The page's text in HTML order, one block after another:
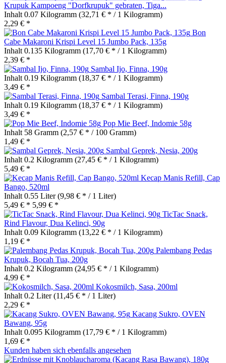
Krupuk Kampoeng "Dorfkrupuk" gebraten, Tiga...
Inhalt 0.07 Kilogramm (32,71 € * / 1 Kilogramm)
2,29 € *
Bon
Cabe Makaroni Krispi Level 15 Jumbo Pack, 135g
Inhalt 0.135 Kilogramm (17,70 € * / 1 Kilogramm)
2,39 € *
Sambal Ijo, Finna, 190g
Inhalt 0.19 Kilogramm (18,37 € * / 1 Kilogramm)
3,49 € *
Sambal Terasi, Finna, 190g
Inhalt 0.19 Kilogramm (18,37 € * / 1 Kilogramm)
3,49 € *
Pop Mie Beef, Indomie 58g
Inhalt 58 Gramm (2,57 € * / 100 Gramm)
1,49 € *
Sambal Geprek, Nesia, 200g
Inhalt 0.2 Kilogramm (27,45 € * / 1 Kilogramm)
5,49 € *
Kecap Manis Refill, Cap
Bango, 520ml
Inhalt 0.55 Liter(9,98 € * / 1 Liter)
5,49 € * 5,99 € *
TicTac Snack,
Rind Flavour, Dua Kelinci, 90g
Inhalt 0.09 Kilogramm (13,22 € * / 1 Kilogramm)
1,19 € *
Palembang Pedas
Krupuk, Bocah Tua, 200g
Inhalt 0.2 Kilogramm (24,95 € * / 1 Kilogramm)
4,99 € *
Kokosmilch, Sasa, 200ml
Inhalt 0.2 Liter(11,45 € * / 1 Liter)
2,29 € *
Kacang Sukro, OVEN
Bawang, 95g
Inhalt 0.095 Kilogramm (17,79 € * / 1 Kilogramm)
1,69 € *
Kunden haben sich ebenfalls angesehen